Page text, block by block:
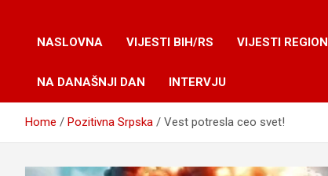
NASLOVNA VIJESTI BIH/RS VIJESTI REGION
NA DANAŠNJI DAN INTERVJU
Home Pozitivna Srpska Vest potresla ceo svet!